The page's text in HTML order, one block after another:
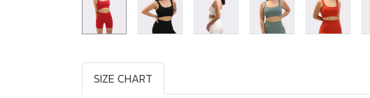
SIZE CHART